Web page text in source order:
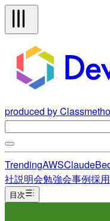
produced by
TrendingAWSClaude
社説明会勉強会事例採用
目次